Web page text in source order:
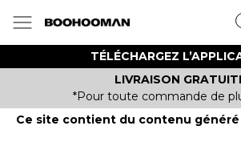
TÉLÉCHARGEZ
LIVRAISON
*Pour toute commande de
Ce site contient du contenu généré